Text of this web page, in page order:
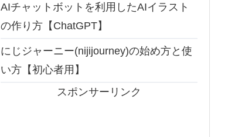
AIチャットボットを利用したAIイラスト
の作り方【ChatGPT】
にじジャーニー(nijijourney)の始め方と使
い方【初心者用】
スポンサーリンク